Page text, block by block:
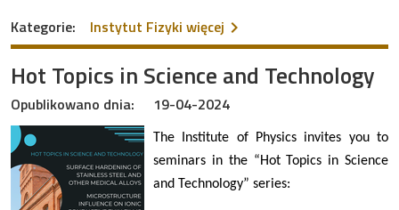
Kategorie:
Instytut Fizyki więcej na temat Trening
Hot Topics in Science and Technology
Opublikowano dnia: 19-04-2024
The Institute of Physics invites you to
seminars in the “Hot Topics in Science
and Technology” series: